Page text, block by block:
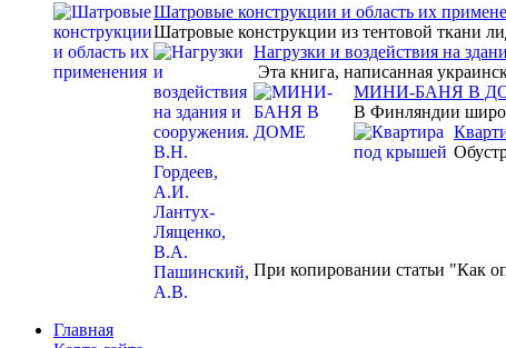
Шатровые конструкции и область их
Шатровые конструкции из тентовой ткани
Нагрузки и воздействия на
Эта книга, написанная
МИНИ-БАНЯ В
В Финляндии
При копировании статьи "Как
Главная